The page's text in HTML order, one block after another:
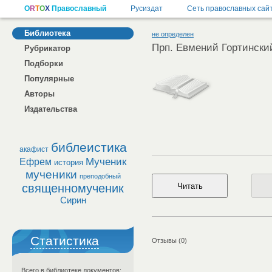
Библиотека
Рубрикатор
Подборки
Популярные
Авторы
Издательства
акафист библеистика
Ефрем история Мученик
мученики преподобный
священномученик
Сирин
Статистика
Всего в библиотеке документов:
не определен
Прп. Евмений
Отзывы (0)